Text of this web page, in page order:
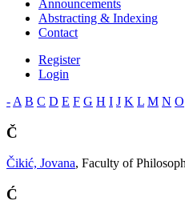
Announcements
Abstracting & Indexing
Contact
Register
Login
- A B C D E F G H I J K L M N O
Č
Čikić, Jovana, Faculty of
Ć